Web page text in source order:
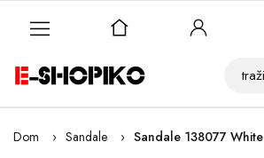
Dom Sandale Sandale 138077 White